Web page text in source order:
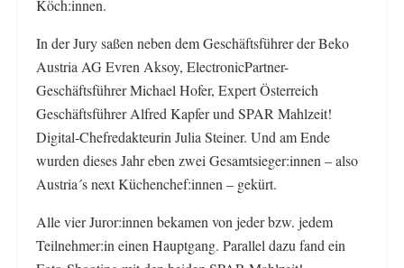
Köch:innen.
In der Jury saßen neben dem Geschäftsführer der Beko
Austria AG Evren Aksoy, ElectronicPartner-
Geschäftsführer Michael Hofer, Expert Österreich
Geschäftsführer Alfred Kapfer und SPAR Mahlzeit!
Digital-Chefredakteurin Julia Steiner. Und am Ende
wurden dieses Jahr eben zwei Gesamtsieger:innen – also
Austria´s next Küchenchef:innen – gekürt.
Alle vier Juror:innen bekamen von jeder bzw. jedem
Teilnehmer:in einen Hauptgang. Parallel dazu fand ein